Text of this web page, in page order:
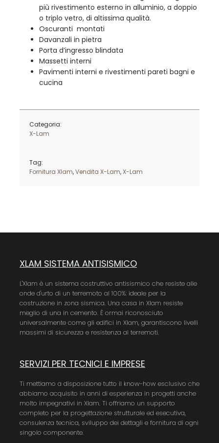
più rivestimento esterno in alluminio, a doppio
o triplo vetro, di altissima qualità.
Oscuranti montati
Davanzali in pietra
Porta d’ingresso blindata
Massetti interni
Pavimenti interni e rivestimenti pareti bagni e
cucina
Categoria:
X-Lam
Tag:
Fornitura Xlam,Vendita X-Lam,X-Lam
XLAM SISTEMA ANTISISMICO
L'Xlam è un sistema costruttivo antisismico che resiste alle
onde d'urto di un terremoto al 100%: ideale per la
costruzione in zona sismica. Una casa in Xlam resiste
meglio di una in cemento. È ormai riconosciuto
universalmente come gli edifici in Xlam, garantiscono livelli
massimi di sicurezza e resistenza ai terremoti.
SERVIZI PER TECNICI E IMPRESE
Ti mettiamo a disposizione tutto il know-how esclusivo che
abbiamo acquisito in anni di esperienza in progetti anche
molto impegnativi in Xlam. Ti offriamo un supporto
completo per la progettazione strutturale ed esecutiva,
consulenza tecnica, sviluppo dei dettagli e fornitura di ogni
singolo componente.